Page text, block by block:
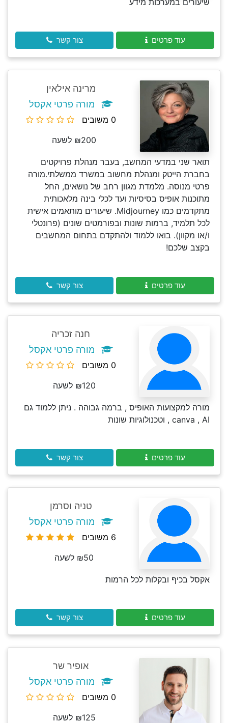
שיעורים במערכות מידע
עוד פרטים צור קשר
מרינה אילאין
מורה פרטי אקסל
0 משובים
₪200 לשעה
תואר שני במדעי המחשב, בעבר מנהלת פרויקטים
בחברת הייטק ומנהלת מחשוב במשרד ממשלתי.מורה
פרטי מנוסה. מלמדת מגוון רחב של נושאים, החל
מתוכנות אופיס בסיסיות ועד לכלי בינה מלאכותית
מתקדמים כמו Midjourney. שיעורים מותאמים אישית
לכל תלמיד, ברמות שונות ובפורמטים שונים (פרונטלי
ו/או מקוון). בואו ללמוד ולהתקדם בתחום המחשבים
בקצב שלכם!
עוד פרטים צור קשר
חנה זכריה
מורה פרטי אקסל
0 משובים
₪120 לשעה
מורה למקצועות האופיס , ברמה גבוהה . ניתן ללמוד גם
canva , AI , וטכנולוגיות שונות
עוד פרטים צור קשר
טניה וסרמן
מורה פרטי אקסל
6 משובים
₪50 לשעה
אקסל בכיף ובקלות לכל הרמות
עוד פרטים צור קשר
אופיר שר
מורה פרטי אקסל
0 משובים
₪125 לשעה